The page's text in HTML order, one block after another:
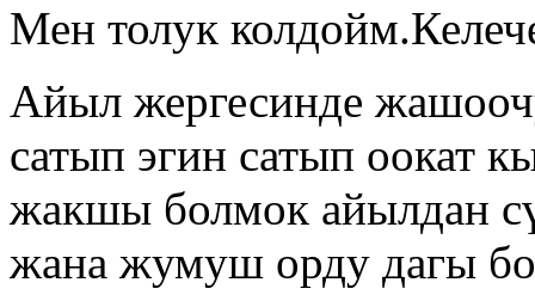
Мен толук
Айыл жергесинде
сатып эгин сатып оокат
жакшы болмок айылдан
жана жумуш орду дагы